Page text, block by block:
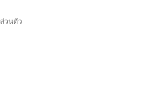
บกลม
วนตัว